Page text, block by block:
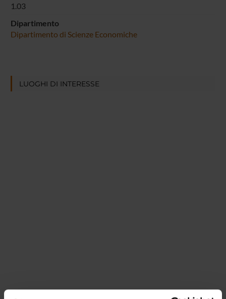
1.03
Dipartimento
Dipartimento di Scienze Economiche
LUOGHI DI INTERESSE